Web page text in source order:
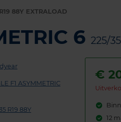
88Y EXTRALOAD
6 225/
F1 ASYMMETRIC
R19 88Y
€
12